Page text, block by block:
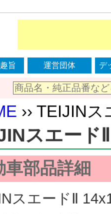
旨 運営団体 デ
›› TEIJIN
スエード
車部品詳細
スエードⅡ